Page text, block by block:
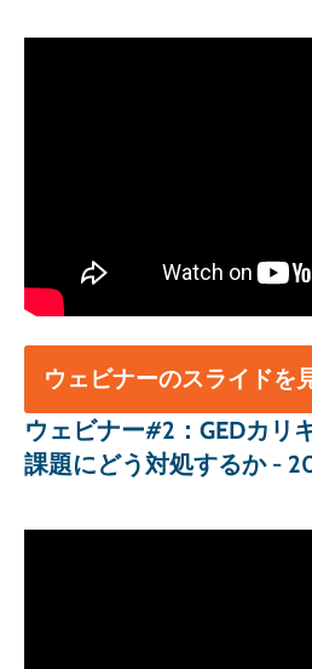
ウェビナーのスライドを
ウェビナー#2：GEDカリ
課題にどう対処するか -